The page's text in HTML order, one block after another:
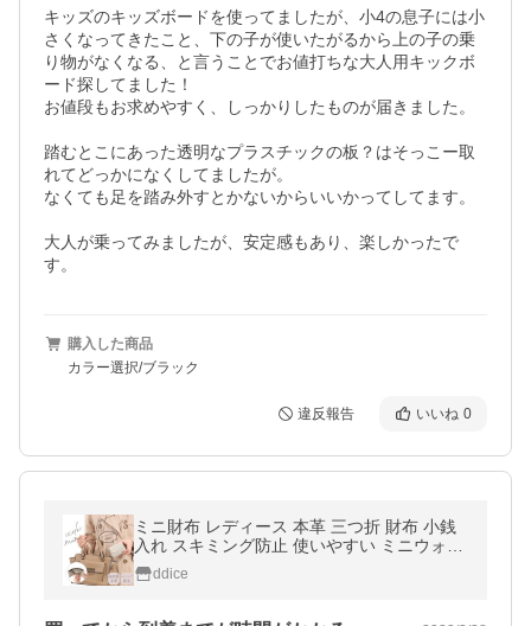
キッズのキッズボードを使ってましたが、小4の息子には小
さくなってきたこと、下の子が使いたがるから上の子の乗
り物がなくなる、と言うことでお値打ちな大人用キックボ
ード探してました！
お値段もお求めやすく、しっかりしたものが届きました。
踏むとこにあった透明なプラスチックの板？はそっこー取
れてどっかになくしてましたが。
なくても足を踏み外すとかないからいいかってしてます。
大人が乗ってみましたが、安定感もあり、楽しかったで
す。
購入した商品
カラー選択/ブラック
違反報告 いいね 0
ミニ財布 レディース 本革 三つ折 財布 小銭
入れ スキミング防止 使いやすい ミニウォレ
ット 革 コンパクト 軽い おしゃれ かわいい
プチプラ 小さめ 人気
ddice